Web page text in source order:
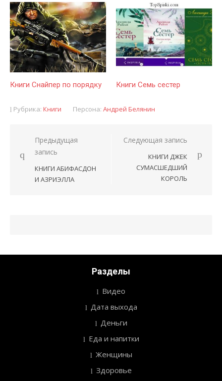
Книги Снайпер по порядку Книги Семь сестер
Рубрика: Книги Персона: Андрей Белянин
Навигация
записям
Предыдущая
запись
КНИГИ АБИФАСДОН
И АЗРИЭЛЛА
Следующая запись
КНИГИ ДЖЕК
СУМАСШЕДШИЙ
КОРОЛЬ
Разделы
Видео
Дата выхода
Деньги
Еда и напитки
Женщины
Здоровье